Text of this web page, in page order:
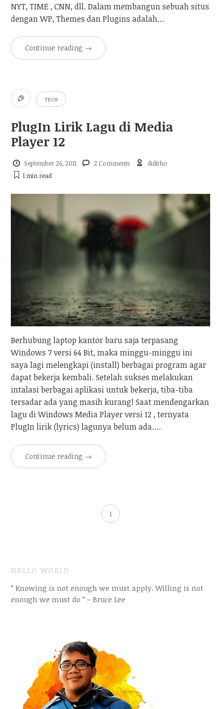
NYT, TIME , CNN, dll. Dalam membangun sebuah situs
dengan WP, Themes dan Plugins adalah…
Continue reading →
TECH
PlugIn Lirik Lagu di Media
Player 12
September 26, 2011 2 Comments
diditho
1 minread
Berhubung laptop kantor baru saja terpasang
Windows 7 versi 64 Bit, maka minggu-minggu ini
saya lagi melengkapi (install) berbagai program agar
dapat bekerja kembali. Setelah sukses melakukan
intalasi berbagai aplikasi untuk bekerja, tiba-tiba
tersadar ada yang masih kurang! Saat mendengarkan
lagu di Windows Media Player versi 12 , ternyata
PlugIn lirik (lyrics) lagunya belum ada….
Continue reading →
1
HELLO WORLD
” Knowing is not enough we must apply. Willing is not
enough we must do ” – Bruce Lee